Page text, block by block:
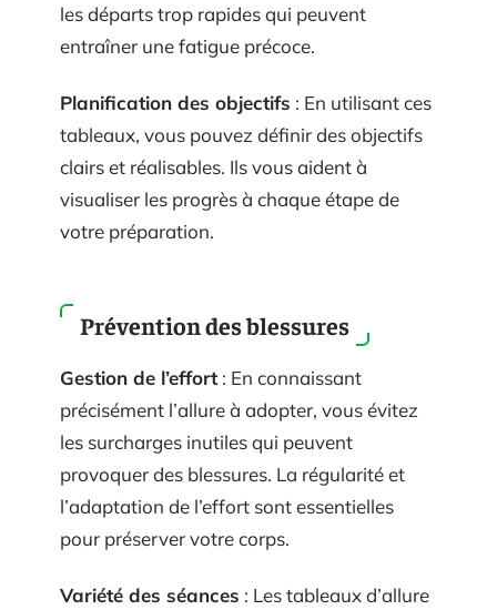
les départs trop rapides qui peuvent
entraîner une fatigue précoce.
Planification des objectifs : En utilisant ces
tableaux, vous pouvez définir des objectifs
clairs et réalisables. Ils vous aident à
visualiser les progrès à chaque étape de
votre préparation.
Prévention des blessures
Gestion de l’effort: En connaissant
précisément l’allure à adopter, vous évitez
les surcharges inutiles qui peuvent
provoquer des blessures. La régularité et
l’adaptation de l’effort sont essentielles
pour préserver votre corps.
Variété des séances : Les tableaux d’allure